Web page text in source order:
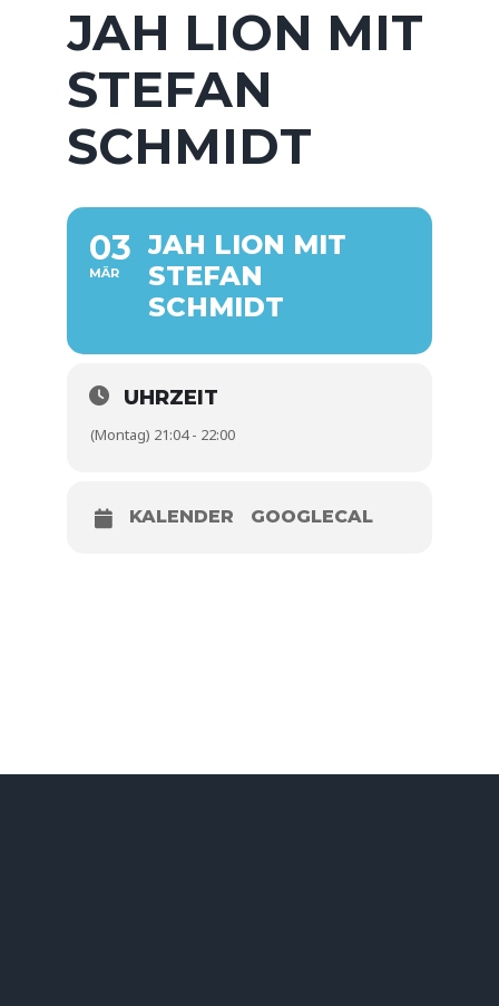
JAH LION MIT
STEFAN
SCHMIDT
03
MÄR
JAH LION MIT
STEFAN
SCHMIDT
UHRZEIT
(Montag) 21:04 - 22:00
KALENDER GOOGLECAL